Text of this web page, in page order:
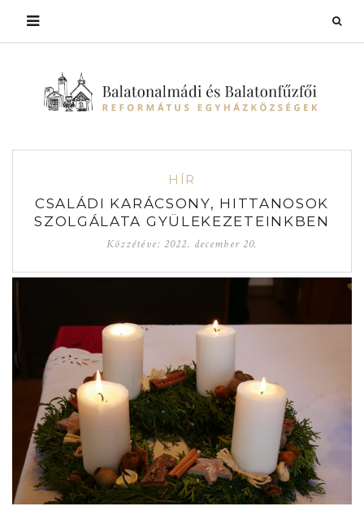
HÍR
CSALÁDI KARÁCSONY, HITTANOSOK
SZOLGÁLATA GYÜLEKEZETEINKBEN
Közzétéve:2022. december 20.